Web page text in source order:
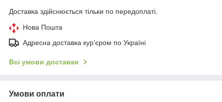
Доставка здійснюється тільки по передоплаті.
Нова Пошта
Адресна доставка кур'єром по Україні
Всі умови доставки
Умови оплати